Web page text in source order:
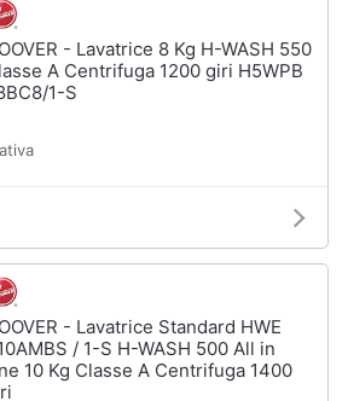
- Lavatrice 8 Kg H-WASH 550
A Centrifuga 1200 giri H5WPB
1-S
- Lavatrice Standard HWE
/ 1-S H-WASH 500 All in
10 Kg Classe A Centrifuga 1400